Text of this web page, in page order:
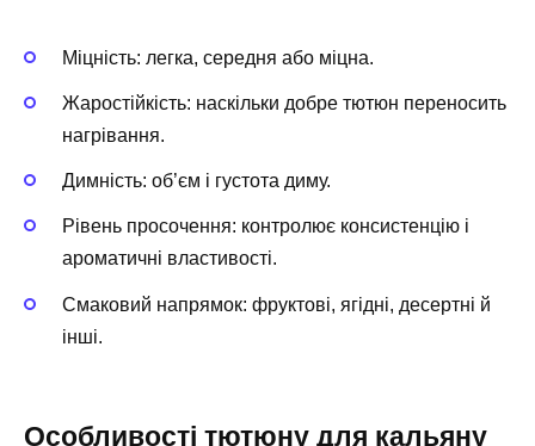
Міцність: легка, середня або міцна.
Жаростійкість: наскільки добре тютюн переносить
нагрівання.
Димність: об’єм і густота диму.
Рівень просочення: контролює консистенцію і
ароматичні властивості.
Смаковий напрямок: фруктові, ягідні, десертні й
інші.
Особливості тютюну для кальяну